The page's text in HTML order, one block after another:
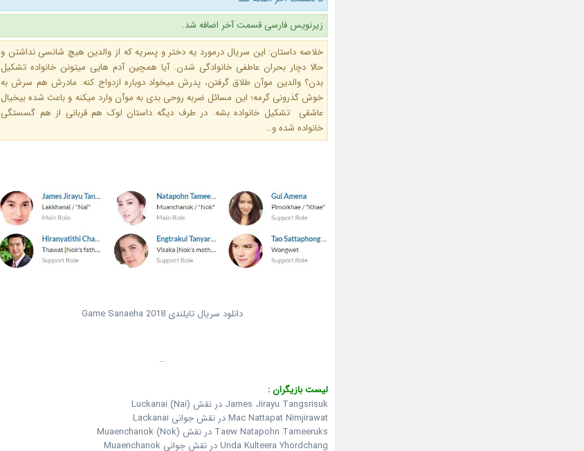
زیرنویس فارسی قسمت آخر اضافه شد.
خلاصه داستان: این سریال درمورد یه دختر و پسریه که از والدین هیچ شانسی نداشتن و
حالا دچار بحران عاطفی خانوادگی شدن. آیا همچین آدم هایی میتونن خانواده تشکیل
بدن؟ والدین موآن طلاق گرفتن، پدرش میخواد دوباره ازدواج کنه. مادرش هم سرش به
خوش گذرونی گرمه؛ این مسائل ضربه روحی بدی به موآن وارد میکنه و باعث شده بیخیال
عاشقی تشکیل خانواده بشه. در طرف دیگه داستان لوک هم قربانی از هم گسستگی
خانواده شده و…
دانلود سریال تایلندی Game Sanaeha 2018
…
لیست بازیگران :
James Jirayu Tangsrisuk در نقش Luckanai (Nai)
Mac Nattapat Nimjirawat در نقش جوانی Lackanai
Taew Natapohn Tameeruks در نقش Muaenchanok (Nok)
Unda Kulteera Yhordchang در نقش جوانی Muaenchanok